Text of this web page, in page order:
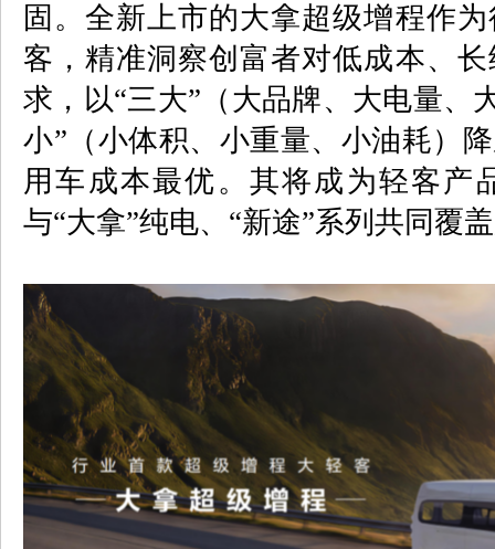
固。全新上市的大拿超级增程作
客，精准洞察创富者对低成本、
求，以“三大”（大品牌、大电量、
小”（小体积、小重量、小油耗）
用车成本最优。其将成为轻客产
与“大拿”纯电、“新途”系列共同覆